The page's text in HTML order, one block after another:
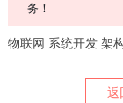
务！
物联网 系统开发 架
返